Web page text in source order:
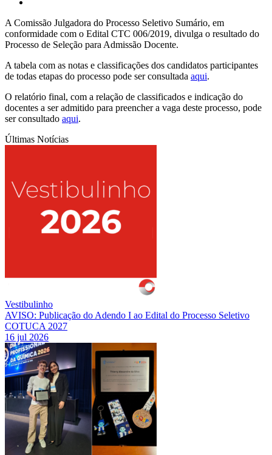
A Comissão Julgadora do Processo Seletivo Sumário, em
conformidade com o Edital CTC 006/2019, divulga o resultado do
Processo de Seleção para Admissão Docente.
A tabela com as notas e classificações dos candidatos participantes
de todas etapas do processo pode ser consultada aqui.
O relatório final, com a relação de classificados e indicação do
docentes a ser admitido para preencher a vaga deste processo, pode
ser consultado aqui.
Últimas Notícias
Vestibulinho
AVISO: Publicação do Adendo I ao Edital do Processo Seletivo
COTUCA 2027
16 jul 2026